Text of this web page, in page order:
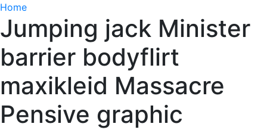
Home
Jumping jack Minister
barrier bodyflirt
maxikleid Massacre
Pensive graphic